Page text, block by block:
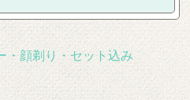
・顔剃り・セット込み